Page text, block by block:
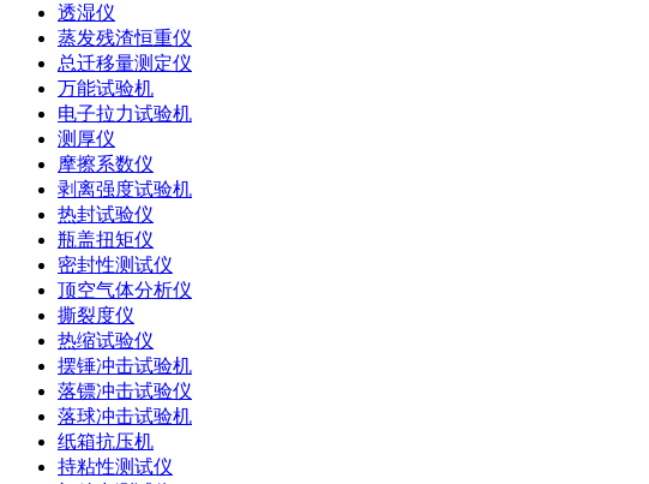
透湿仪
蒸发残渣恒重仪
总迁移量测定仪
万能试验机
电子拉力试验机
测厚仪
摩擦系数仪
剥离强度试验机
热封试验仪
瓶盖扭矩仪
密封性测试仪
顶空气体分析仪
撕裂度仪
热缩试验仪
摆锤冲击试验机
落镖冲击试验仪
落球冲击试验机
纸箱抗压机
持粘性测试仪